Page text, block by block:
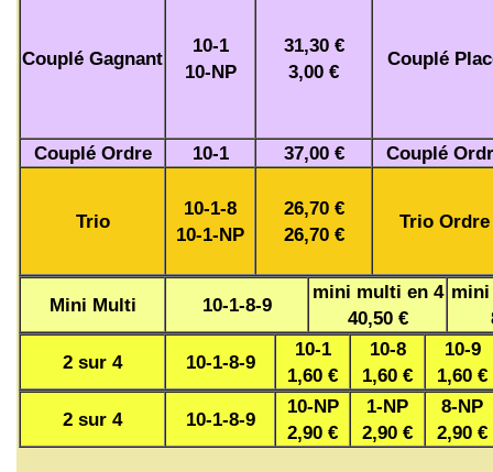
Couplé Gagnant
10-1
10-NP
31,30 €
3,00 €
Couplé
Couplé Ordre 10-1 37,00 € Couplé
Trio
10-1-8
10-1-NP
26,70 €
26,70 €
Trio Ordre
Mini Multi 10-1-8-9
mini multi en 4
40,50 €
2 sur 4
10-1-8-9
10-1
1,60 €
10-8
1,60 €
10-9
1,60 €
2 sur 4
10-1-8-9
10-NP
2,90 €
1-NP
2,90 €
8-NP
2,90 €